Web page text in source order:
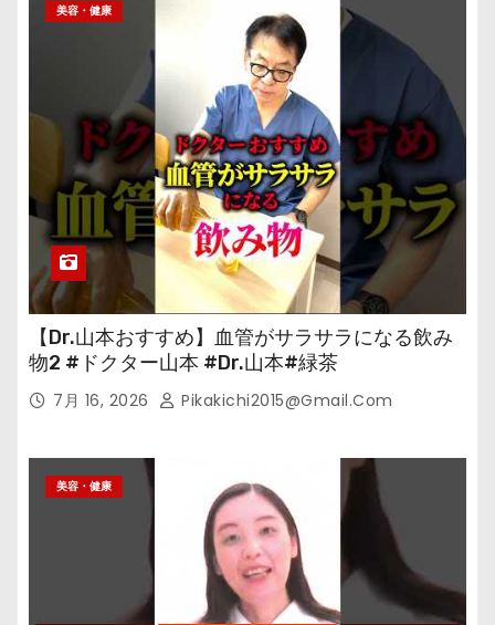
美容・健康
【Dr.山本おすすめ】血管がサラサラになる飲み
物2 #ドクター山本 #Dr.山本#緑茶
7月 16, 2026 Pikakichi2015@gmail.com
美容・健康